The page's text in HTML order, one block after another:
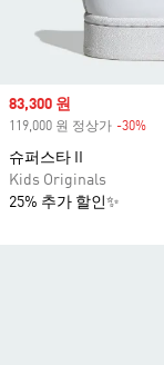
Sale price
83,300 원
119,000 원 정상가 -30%
슈퍼스타 II
Kids Originals
25% 추가 할인✨